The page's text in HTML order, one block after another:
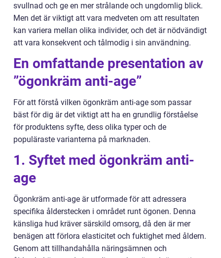
svullnad och ge en mer strålande och ungdomlig blick.
Men det är viktigt att vara medveten om att resultaten
kan variera mellan olika individer, och det är nödvändigt
att vara konsekvent och tålmodig i sin användning.
En omfattande presentation av
”ögonkräm anti-age”
För att förstå vilken ögonkräm anti-age som passar
bäst för dig är det viktigt att ha en grundlig förståelse
för produktens syfte, dess olika typer och de
populäraste varianterna på marknaden.
1. Syftet med ögonkräm anti-
age
Ögonkräm anti-age är utformade för att adressera
specifika ålderstecken i området runt ögonen. Denna
känsliga hud kräver särskild omsorg, då den är mer
benägen att förlora elasticitet och fuktighet med åldern.
Genom att tillhandahålla näringsämnen och